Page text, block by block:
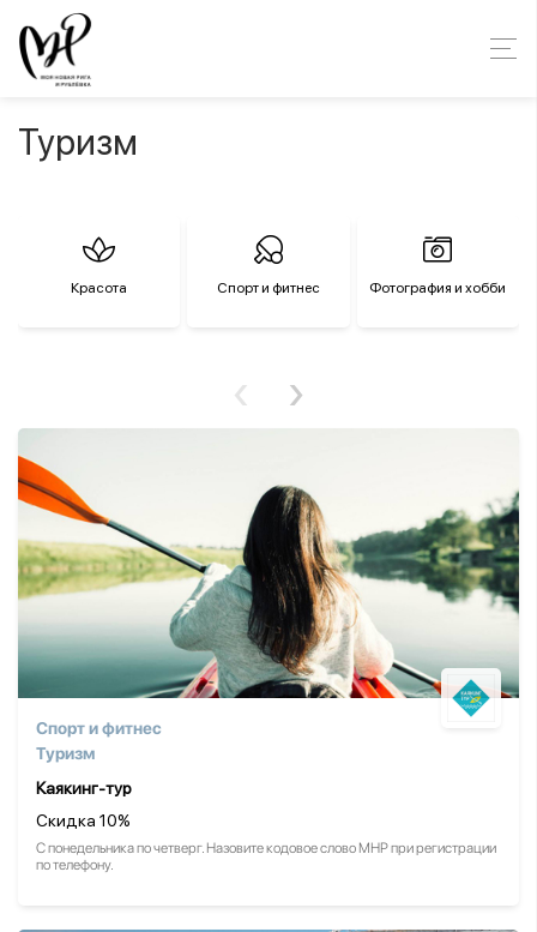
Туризм
Красота Спорт и фитнес Фотография и хобби
‹ ›
Спорт и фитнес
Туризм
Каякинг-тур
Скидка 10%
С понедельника по четверг. Назовите кодовое слово МНР при регистрации
по телефону.